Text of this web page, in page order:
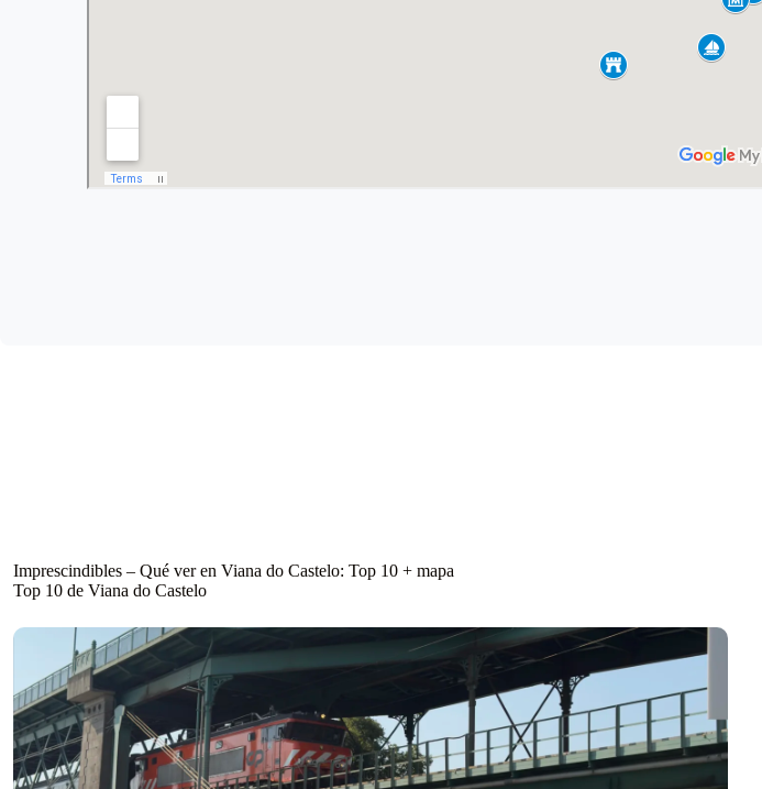
Imprescindibles – Qué ver en Viana do Castelo: Top 10 + mapa
Top 10 de Viana do Castelo